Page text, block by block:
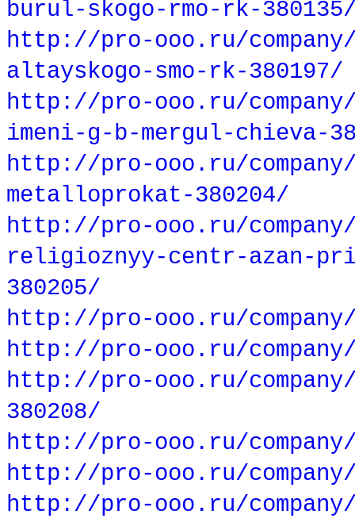
burul-skogo-rmo-rk-
http://pro-ooo.ru/
altayskogo-smo-rk-380197/
http://pro-ooo.ru/company/
imeni-g-b-mergul-chieva-
http://pro-ooo.ru/company/
metalloprokat-380204/
http://pro-ooo.ru/
religioznyy-centr-azan-
380205/
http://pro-ooo.ru/company/
http://pro-ooo.ru/
http://pro-ooo.ru/
380208/
http://pro-ooo.ru/
http://pro-ooo.ru/
http://pro-ooo.ru/